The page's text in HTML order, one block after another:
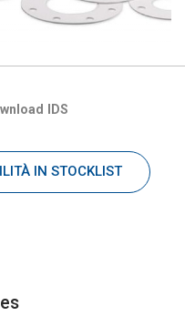
IDS
IN STOCKLIST